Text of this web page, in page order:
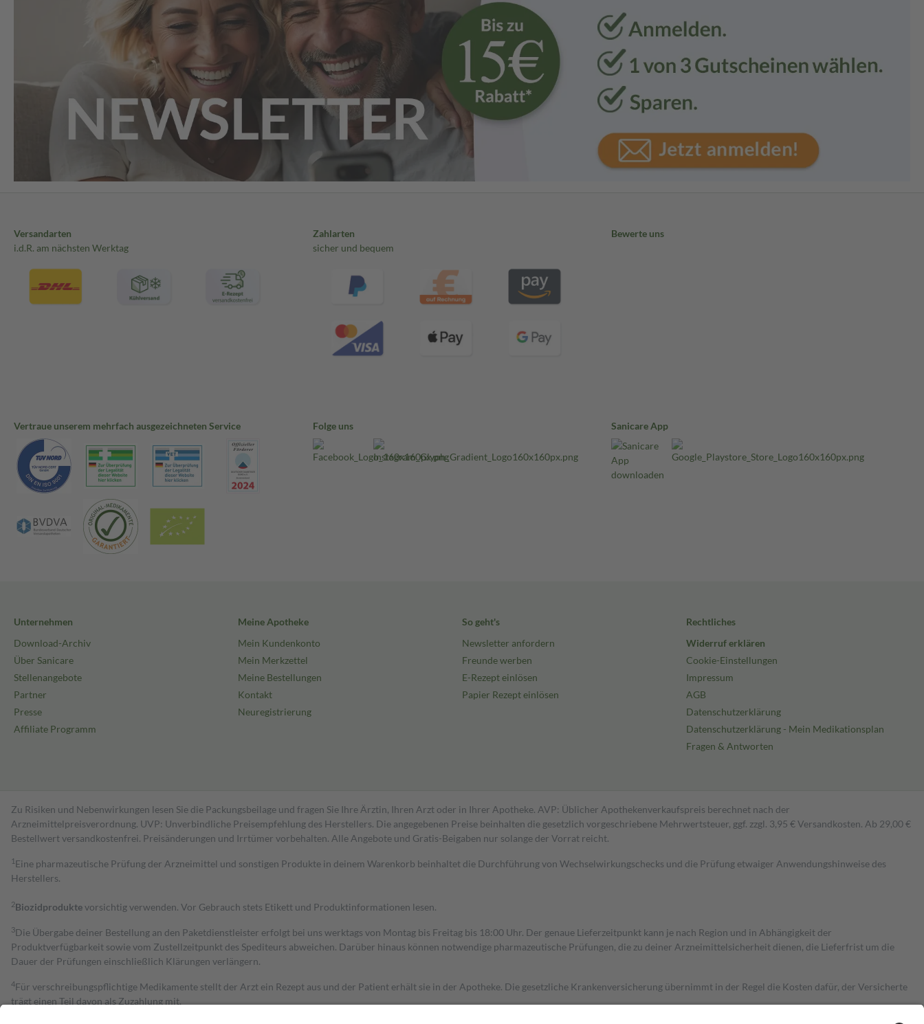
Versandarten
i.d.R. am nächsten Werktag
Zahlarten
sicher und bequem
Bewerte uns
Vertraue unserem mehrfach ausgezeichneten Service Folge uns Sanicare App
Unternehmen
Download-Archiv
Über Sanicare
Stellenangebote
Partner
Presse
Affiliate Programm
Meine Apotheke
Mein Kundenkonto
Mein Merkzettel
Meine Bestellungen
Kontakt
Neuregistrierung
So geht's
Newsletter anfordern
Freunde werben
E-Rezept einlösen
Papier Rezept einlösen
Rechtliches
Widerruf erklären
Cookie-Einstellungen
Impressum
AGB
Datenschutzerklärung
Datenschutzerklärung - Mein Medikationsplan
Fragen & Antworten
Zu Risiken und Nebenwirkungen lesen Sie die Packungsbeilage und fragen Sie Ihre Ärztin, Ihren Arzt oder in Ihrer Apotheke. AVP: Üblicher Apothekenverkaufspreis berechnet nach der
Arzneimittelpreisverordnung. UVP: Unverbindliche Preisempfehlung des Herstellers. Die angegebenen Preise beinhalten die gesetzlich vorgeschriebene Mehrwertsteuer, ggf. zzgl. 3,95 € Versandkosten. Ab 29,00 €
Bestell­wert versand­kosten­frei. Preisänderungen und Irrtümer vorbehalten. Alle Angebote und Gratis-Beigaben nur solange der Vorrat reicht.
1 Eine pharmazeutische Prüfung der Arzneimittel und sonstigen Produkte in deinem Warenkorb beinhaltet die Durchführung von Wechselwirkungschecks und die Prüfung etwaiger Anwendungshinweise des
Herstellers.
2Biozidproduktevorsichtig verwenden. Vor Gebrauch stets Etikett und Produktinformationen lesen.
3Die Übergabe deiner Bestellung an den Paketdienstleister erfolgt bei uns werktags von Montag bis Freitag bis 18:00 Uhr. Der genaue Lieferzeitpunkt kann je nach Region und in Abhängigkeit der
Produktverfügbarkeit sowie vom Zustellzeitpunkt des Spediteurs abweichen. Darüber hinaus können notwendige pharmazeutische Prüfungen, die zu deiner Arzneimittelsicherheit dienen, die Lieferfrist um die
Dauer der Prüfungen einschließlich Klärungen verlängern.
4Für verschreibungspflichtige Medikamente stellt der Arzt ein Rezept aus und der Patient erhält sie in der Apotheke. Die gesetzliche Krankenversicherung übernimmt in der Regel die Kosten dafür, der Versicherte
trägt einen Teil davon als Zuzahlung mit.